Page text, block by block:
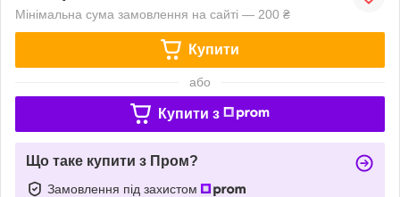
Мінімальна сума замовлення на сайті — 200 ₴
Купити
або
Купити з
Що таке купити з Пром?
Замовлення під захистом